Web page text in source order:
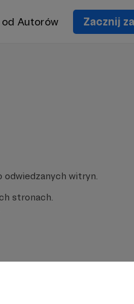
Autorów Zacznij
witryn.
stronach.